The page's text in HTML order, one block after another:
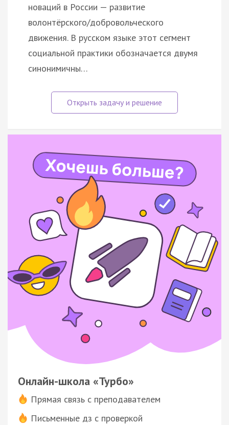
новаций в России — развитие
волонтёрского/добровольческого
движения. В русском языке этот сегмент
социальной практики обозначается двумя
синонимичны…
Онлайн-школа «Турбо»
Прямая связь с преподавателем
Письменные дз с проверкой